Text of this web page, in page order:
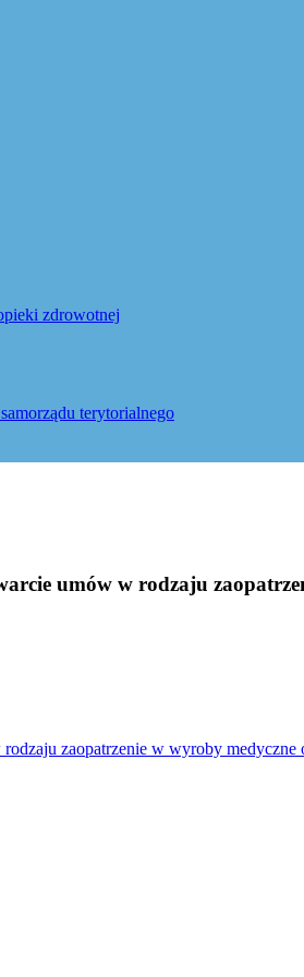
zdrowotnej
terytorialnego
umów w rodzaju
zaopatrzenie w wyroby medyczne